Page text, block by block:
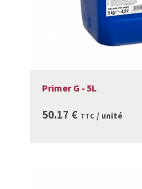
Primer G - 5L
50.17 € TTC / unité